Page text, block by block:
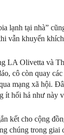
lạnh tại nhà”
vẫn khuyến
LA Olivetta và
cô còn quay
mạng xã hội.
ít hối hả như này
kết cho cộng
chúng trong